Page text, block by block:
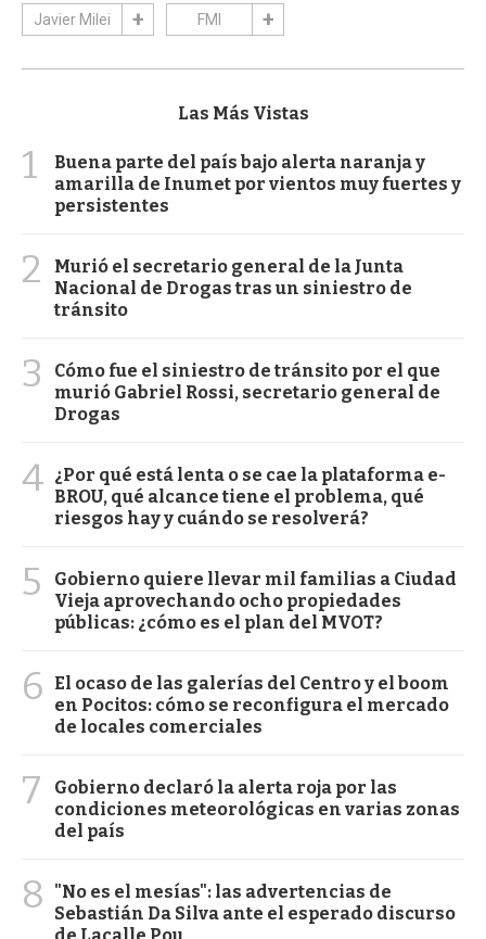
Javier Milei FMI
Las Más Vistas
1
Buena parte del país bajo alerta naranja y
amarilla de Inumet por vientos muy fuertes y
persistentes
2
Murió el secretario general de la Junta
Nacional de Drogas tras un siniestro de
tránsito
3
Cómo fue el siniestro de tránsito por el que
murió Gabriel Rossi, secretario general de
Drogas
4 ¿Por qué está lenta o se cae la plataforma e-
BROU, qué alcance tiene el problema, qué
riesgos hay y cuándo se resolverá?
5
Gobierno quiere llevar mil familias a Ciudad
Vieja aprovechando ocho propiedades
públicas: ¿cómo es el plan del MVOT?
6
El ocaso de las galerías del Centro y el boom
en Pocitos: cómo se reconfigura el mercado
de locales comerciales
7
Gobierno declaró la alerta roja por las
condiciones meteorológicas en varias zonas
del país
8
"No es el mesías": las advertencias de
Sebastián Da Silva ante el esperado discurso